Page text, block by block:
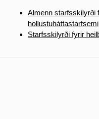
Almenn starfsskilyrði
hollustuháttastarfsemi
Starfsskilyrði fyrir